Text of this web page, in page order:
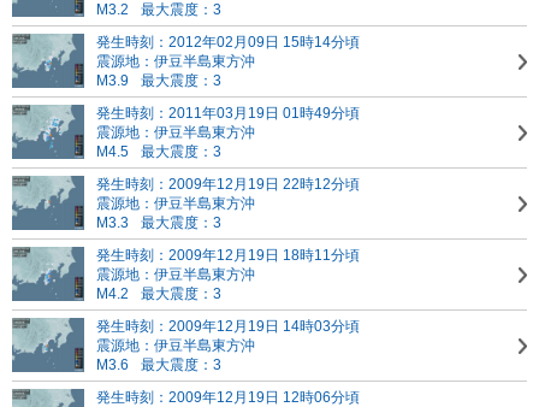
M3.2
最大震度：3
発生時刻：2012年02月09日 15時14分頃
震源地：伊豆半島東方沖
M3.9
最大震度：3
発生時刻：2011年03月19日 01時49分頃
震源地：伊豆半島東方沖
M4.5
最大震度：3
発生時刻：2009年12月19日 22時12分頃
震源地：伊豆半島東方沖
M3.3
最大震度：3
発生時刻：2009年12月19日 18時11分頃
震源地：伊豆半島東方沖
M4.2
最大震度：3
発生時刻：2009年12月19日 14時03分頃
震源地：伊豆半島東方沖
M3.6
最大震度：3
発生時刻：2009年12月19日 12時06分頃